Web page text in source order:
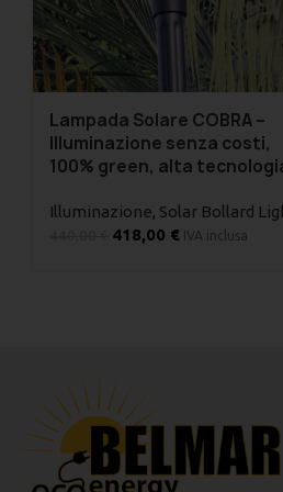
Lampada Solare COBRA –
Illuminazione senza costi,
100% green, alta
Illuminazione, Solar Bollard
418,00 € IVA inclusa